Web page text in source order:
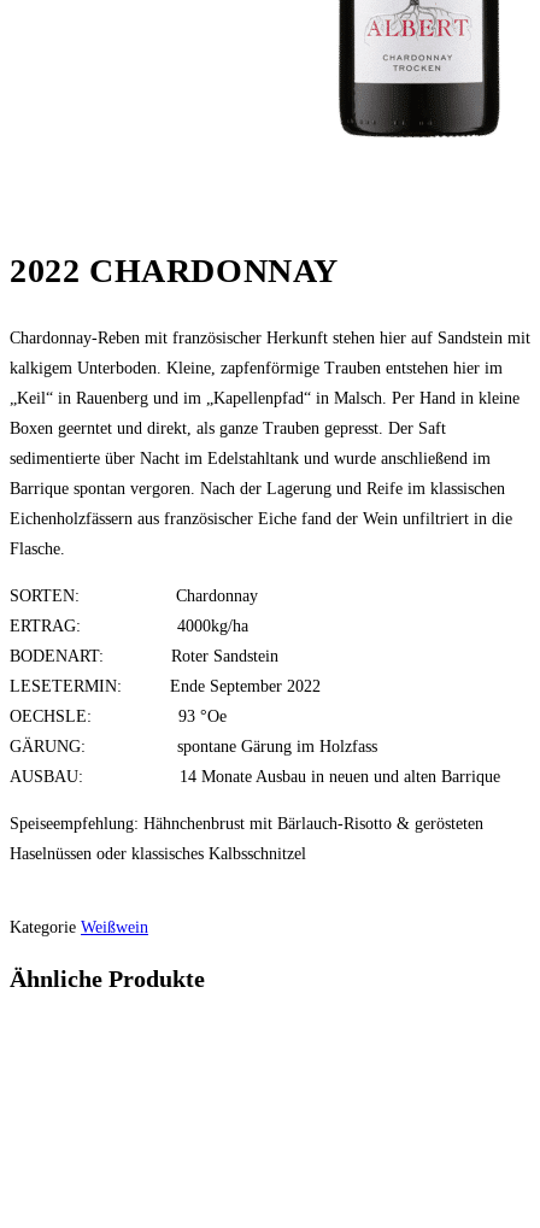
2022 CHARDONNAY
Chardonnay-Reben mit französischer Herkunft stehen hier auf Sandstein mit
kalkigem Unterboden. Kleine, zapfenförmige Trauben entstehen hier im
„Keil“ in Rauenberg und im „Kapellenpfad“ in Malsch. Per Hand in kleine
Boxen geerntet und direkt, als ganze Trauben gepresst. Der Saft
sedimentierte über Nacht im Edelstahltank und wurde anschließend im
Barrique spontan vergoren. Nach der Lagerung und Reife im klassischen
Eichenholzfässern aus französischer Eiche fand der Wein unfiltriert in die
Flasche.
SORTEN: Chardonnay
ERTRAG: 4000kg/ha
BODENART: Roter Sandstein
LESETERMIN: Ende September 2022
OECHSLE: 93 °Oe
GÄRUNG: spontane Gärung im Holzfass
AUSBAU: 14 Monate Ausbau in neuen und alten Barrique
Speiseempfehlung: Hähnchenbrust mit Bärlauch-Risotto & gerösteten
Haselnüssen oder klassisches Kalbsschnitzel
Kategorie Weißwein
Ähnliche Produkte